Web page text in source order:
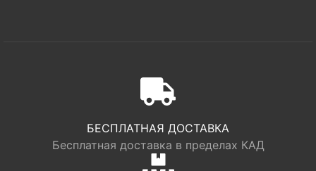
БЕСПЛАТНАЯ ДОСТАВКА
Бесплатная доставка в пределах КАД